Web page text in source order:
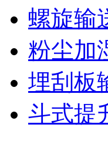
螺旋输
粉尘加
埋刮板
斗式提